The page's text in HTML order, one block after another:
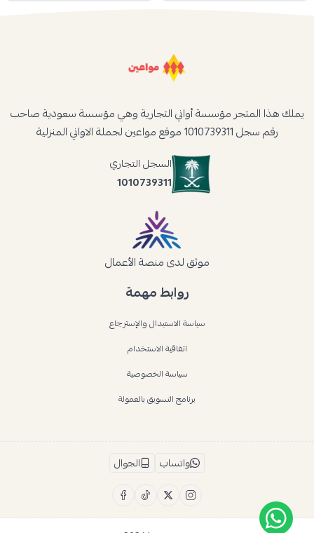
روابط مهمة
سياسة الاستبدال والإسترجاع
اتفاقية الاستخدام
سياسة الخصوصية
برنامج التسويق بالعمولة
يملك هذا المتجر مؤسسة أواني التجارية وهي مؤسسة سعودية صاحب
رقم سجل 1010739311 موقع مواعين لجملة الاواني المنزلية
السجل التجاري
1010739311
موثق لدى منصة الأعمال
واتساب الجوال